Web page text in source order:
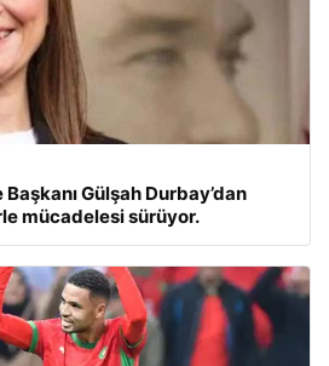
Gülşah Durbay’dan
mücadelesi sürüyor.